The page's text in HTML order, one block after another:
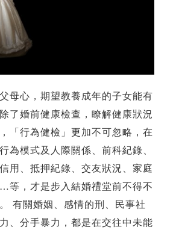
母心，期望教養成年的子女能有
了婚前健康檢查，瞭解健康狀況
「行為健檢」更加不可忽略，在
為模式及人際關係、前科紀錄、
用、抵押紀錄、交友狀況、家庭
等，才是步入結婚禮堂前不得不
有關婚姻、感情的刑、民事社
、分手暴力，都是在交往中未能